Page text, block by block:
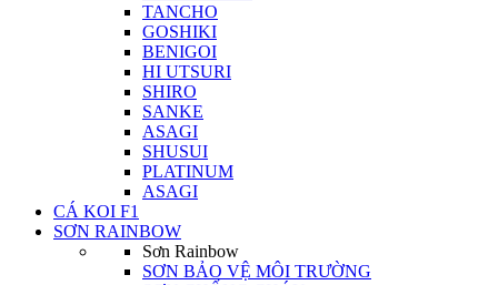
TANCHO
GOSHIKI
BENIGOI
HI UTSURI
SHIRO
SANKE
ASAGI
SHUSUI
PLATINUM
ASAGI
CÁ KOI F1
SƠN RAINBOW
Sơn Rainbow
SƠN BẢO VỆ MÔI TRƯỜNG